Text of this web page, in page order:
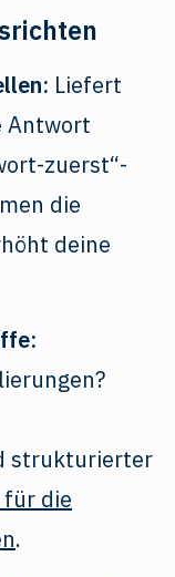
Liefert
Antwort
zuerst“-
die
deine
strukturierter
die
.